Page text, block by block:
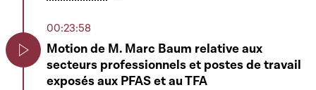
00:23:58
Motion de M. Marc Baum relative aux
secteurs professionnels et postes de travail
exposés aux PFAS et au TFA